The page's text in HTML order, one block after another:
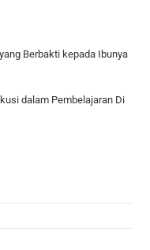
Berbakti kepada Ibunya
dalam Pembelajaran Di